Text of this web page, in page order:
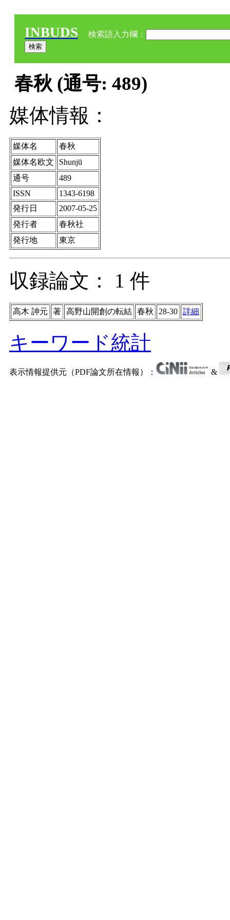
INBUDS 検索語入力欄：
春秋 (通号: 489)
媒体情報：
媒体名
春秋
媒体名欧文
Shunjū
通号
489
ISSN
1343-6198
発行日
2007-05-25
発行者
春秋社
発行地
東京
収録論文： 1 件
高木 訷元 著 高野山開創の転結 春秋 28-30 詳細
キーワード統計
表示情報提供元（PDF論文所在情報）： &